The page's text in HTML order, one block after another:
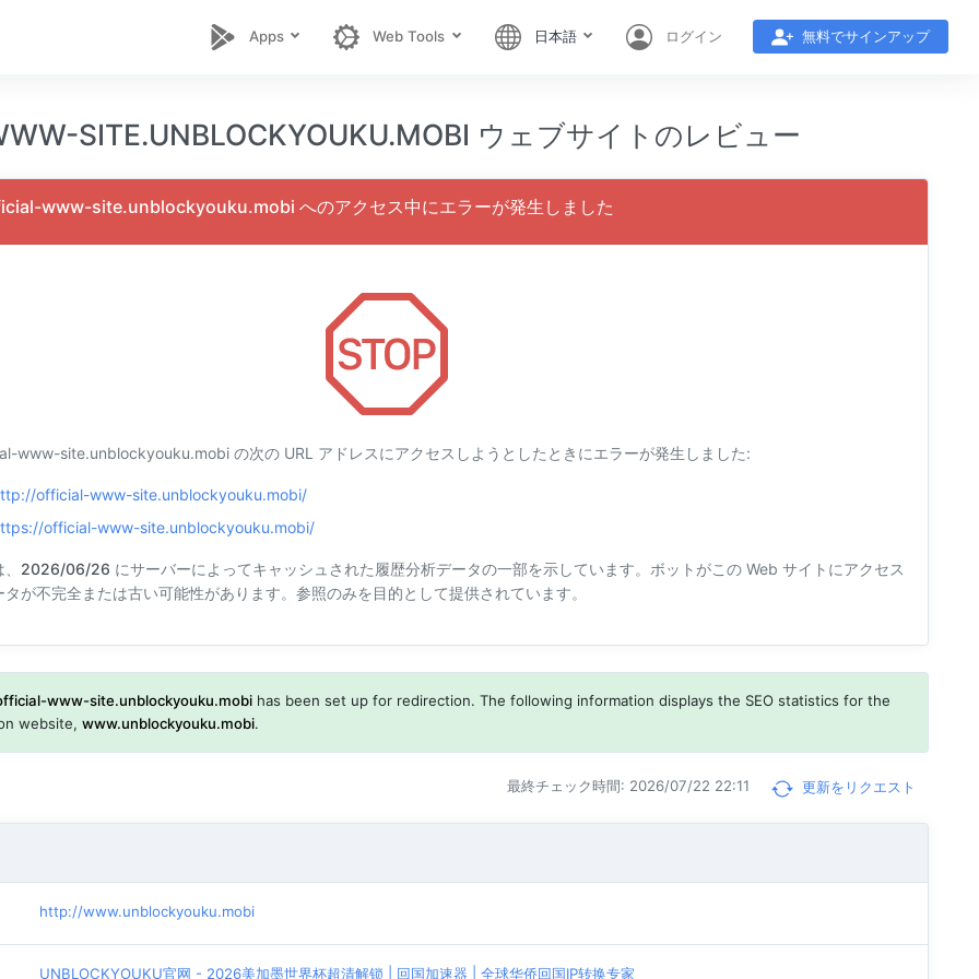
Apps Web Tools 日本語 ログイン 無料でサインアップ
SITE.UNBLOCKYOUKU.MOBI ウェブサイトのレビュー
www-site.unblockyouku.mobi へのアクセス中にエラーが発生しました
www-site.unblockyouku.mobi の次の URL アドレスにアクセスしようとしたときにエラーが発生しました:
official-www-site.unblockyouku.mobi/
official-www-site.unblockyouku.mobi/
2026/06/26 にサーバーによってキャッシュされた履歴分析データの一部を示しています。ボットがこの Web サイトにアクセス
が不完全または古い可能性があります。参照のみを目的として提供されています。
www-site.unblockyouku.mobi has been set up for redirection. The following information displays the SEO statistics for the
website,www.unblockyouku.mobi.
最終チェック時間: 2026/07/22 22:11 更新をリクエスト
http://www.unblockyouku.mobi
UNBLOCKYOUKU官网 - 2026美加墨世界杯超清解锁 | 回国加速器 | 全球华侨回国IP转换专家